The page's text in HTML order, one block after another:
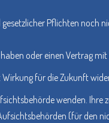
Pflichten noch
oder einen Vertrag mit
Wirkung für die Zukunft
wenden.
(für den